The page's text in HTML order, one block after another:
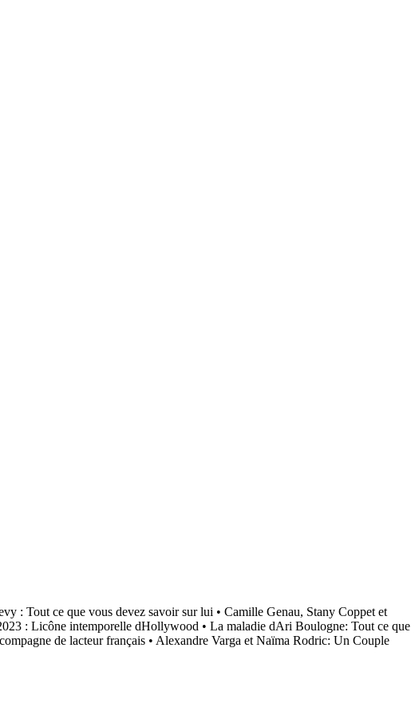
: Tout ce que vous devez savoir sur lui • Camille Genau, Stany Coppet et
: Licône intemporelle dHollywood • La maladie dAri Boulogne: Tout ce que
de lacteur français • Alexandre Varga et Naïma Rodric: Un Couple